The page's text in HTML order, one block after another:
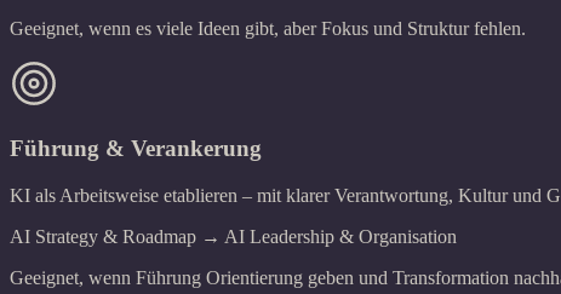
Geeignet, wenn es viele Ideen gibt, aber Fokus und Struktur fehlen.
Führung & Verankerung
KI als Arbeitsweise etablieren – mit klarer Verantwortung, Kultur und
AI Strategy & Roadmap → AI Leadership & Organisation
Geeignet, wenn Führung Orientierung geben und Transformation